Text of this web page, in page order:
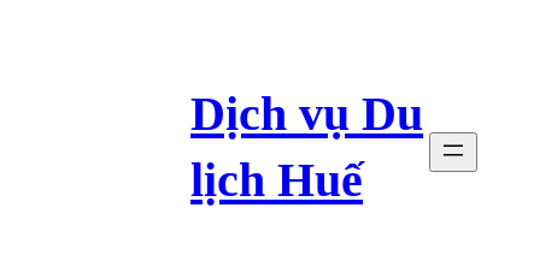
Dịch vụ Du
lịch Huế